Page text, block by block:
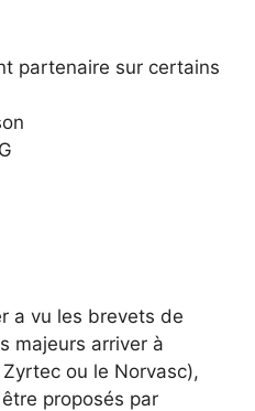
partenaire sur certains
a vu les brevets de
majeurs arriver à
ou le Norvasc),
proposés par